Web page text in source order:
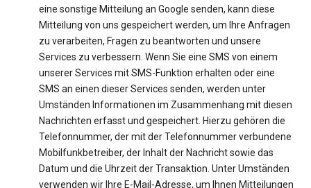
eine sonstige Mitteilung an Google senden, kann diese
Mitteilung von uns gespeichert werden, um Ihre Anfragen
zu verarbeiten, Fragen zu beantworten und unsere
Services zu verbessern. Wenn Sie eine SMS von einem
unserer Services mit SMS-Funktion erhalten oder eine
SMS an einen dieser Services senden, werden unter
Umständen Informationen im Zusammenhang mit diesen
Nachrichten erfasst und gespeichert. Hierzu gehören die
Telefonnummer, der mit der Telefonnummer verbundene
Mobilfunkbetreiber, der Inhalt der Nachricht sowie das
Datum und die Uhrzeit der Transaktion. Unter Umständen
verwenden wir Ihre E-Mail-Adresse, um Ihnen Mitteilungen